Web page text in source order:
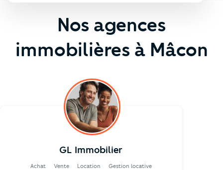
Nos agences
immobilières à Mâcon
GL Immobilier
Achat Vente Location Gestion locative